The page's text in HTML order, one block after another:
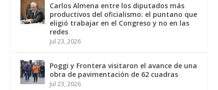
Carlos Almena entre los diputados más
productivos del oficialismo: el puntano que
eligió trabajar en el Congreso y no en las
redes
Jul 23, 2026
Poggi y Frontera visitaron el avance de una
obra de pavimentación de 62 cuadras
Jul 23, 2026